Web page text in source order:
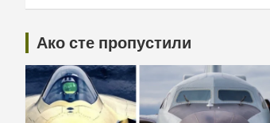
Ако сте пропустили